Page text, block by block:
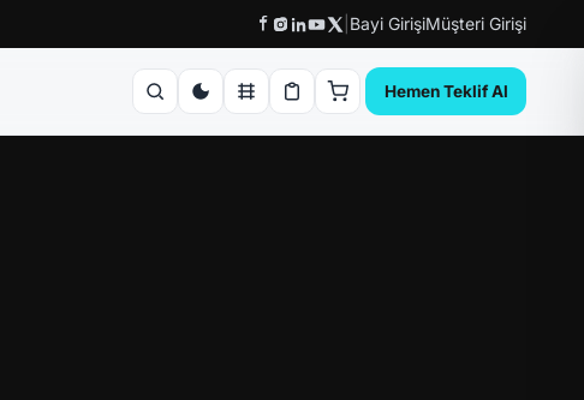
Bayi GirişiMüşteri Girişi
Hemen Teklif Al